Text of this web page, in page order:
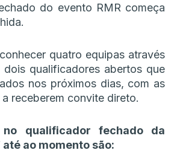
do evento RMR começa
quatro equipas através
dois qualificadores abertos que
nos próximos dias, com as
receberem convite direto.
qualificador fechado da
até ao momento são: